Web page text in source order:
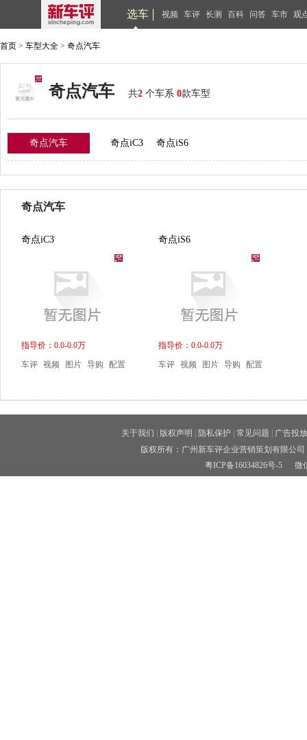
选车 视频 车评 长测 百科 问答 车市 观
首页 > 车型大全 > 奇点汽车
奇点汽车 共2 个车系 0款车型
奇点汽车 奇点iC3 奇点iS6
奇点汽车
奇点iC3
指导价：0.0-0.0万
车评 视频 图片 导购 配置
奇点iS6
指导价：0.0-0.0万
车评 视频 图片 导购 配置
关于我们 版权声明 隐私保护 常见问题
广告投放
版权所有：广州新车评企业营销策划有限公
粤ICP备16034826号-5微信